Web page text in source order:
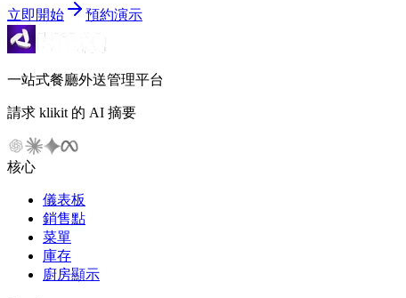
立即開始 預約演示
一站式餐廳外送管理平台
請求 klikit 的 AI 摘要
核心
儀表板
銷售點
菜單
庫存
廚房顯示